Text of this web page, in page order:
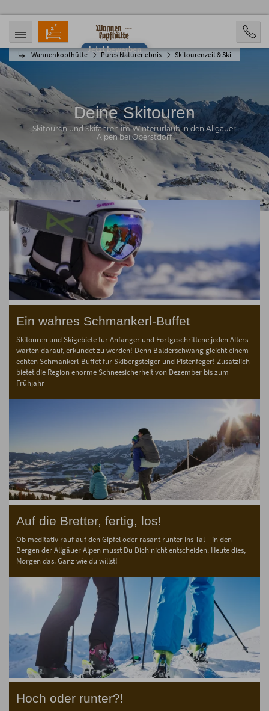
Jetzt bewerben
Wannenkopfhütte Pures Naturerlebnis Skitourenzeit & Ski
ANREISE
09.08.2026
ABREISE
PERSONEN
2 Personen
BUCHEN
Deine Skitouren
Skitouren und Skifahren im Winterurlaub in den Allgäuer
Alpen bei Oberstdorf
Ein wahres Schmankerl-Buffet
Skitouren und Skigebiete für Anfänger und Fortgeschrittene jeden Alters
warten darauf, erkundet zu werden! Denn Balderschwang gleicht einem
echten Schmankerl-Buffet für Skibergsteiger und Pistenfeger! Zusätzlich
bietet die Region enorme Schneesicherheit von Dezember bis zum
Frühjahr
Auf die Bretter, fertig, los!
Ob meditativ rauf auf den Gipfel oder rasant runter ins Tal – in den
Bergen der Allgäuer Alpen musst Du Dich nicht entscheiden. Heute dies,
Morgen das. Ganz wie du willst!
Hoch oder runter?!